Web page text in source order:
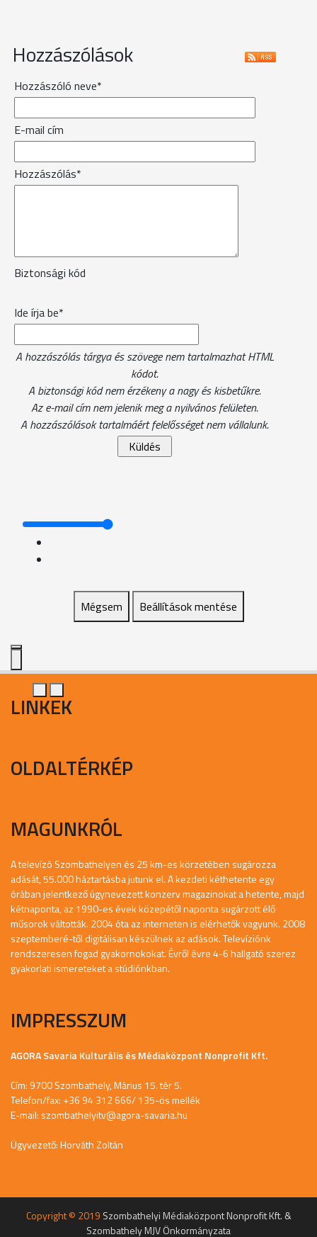
Hozzászólások
Hozzászóló neve*
E-mail cím
Hozzászólás*
Biztonsági kód
Ide írja be*
A hozzászólás tárgya és szövege nem tartalmazhat HTML
kódot.
A biztonsági kód nem érzékeny a nagy és kisbetűkre.
Az e-mail cím nem jelenik meg a nyilvános felületen.
A hozzászólások tartalmáért felelősséget nem vállalunk.
Mégsem Beállítások mentése
LINKEK
OLDALTÉRKÉP
MAGUNKRÓL
A televízó Szombathelyen és 25 km-es körzetében sugározza
adását, 55.000 háztartásba jutunk el. A kezdeti kéthetente egy
órában jelentkező úgynevezett konzerv magazinokat a hetente, majd
kétnaponta, az 1990-es évek közepétől naponta sugárzott élő
műsorok váltották. 2004 óta az interneten is elérhetők vagyunk. 2008
szeptemberé-től digitálisan készülnek az adások. Televíziónk
rendszeresen fogad gyakornokokat. Évről évre 4-6 hallgató szerez
gyakorlati ismereteket a stúdiónkban.
IMPRESSZUM
AGORA Savaria Kulturális és Médiaközpont Nonprofit Kft.
Cím: 9700 Szombathely, Márius 15. tér 5.
Telefon/fax: +36 94 312 666/ 135-ös mellék
E-mail: szombathelyitv@agora-savaria.hu
Ügyvezető: Horváth Zoltán
Copyright © 2019 Szombathelyi Médiaközpont Nonprofit Kft. &
Szombathely MJV Önkormányzata